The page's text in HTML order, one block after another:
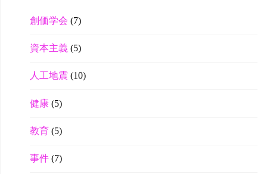
創価学会 (7)
資本主義(5)
人工地震 (10)
健康(5)
教育(5)
事件(7)